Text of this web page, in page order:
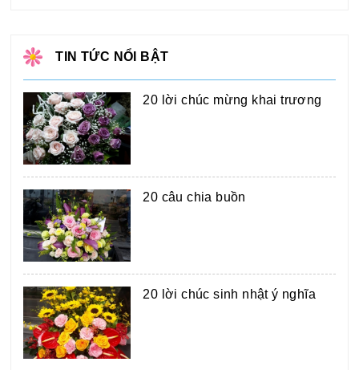
TIN TỨC NỔI BẬT
20 lời chúc mừng khai trương
20 câu chia buồn
20 lời chúc sinh nhật ý nghĩa